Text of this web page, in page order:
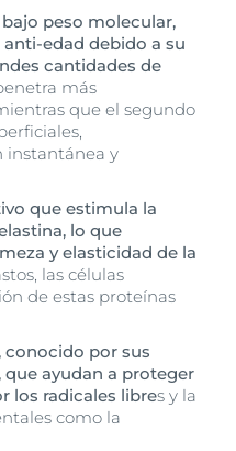
peso molecular,
edad debido a su
cantidades de
más
que el segundo
instantánea y
que estimula la
lo que
y elasticidad de la
las células
de estas proteínas
conocido por sus
ayudan a proteger
los radicales libres y la
como la